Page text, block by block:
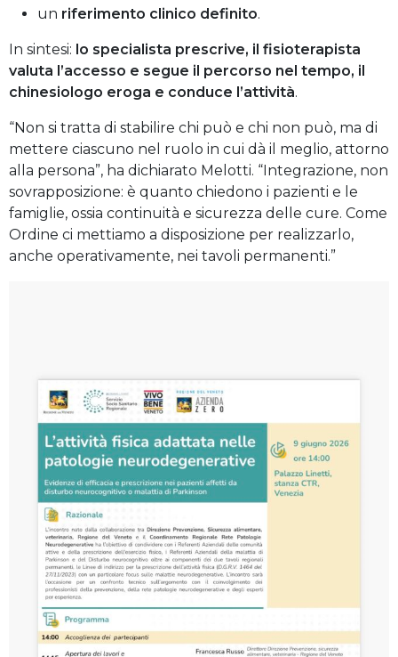
un riferimento clinico definito.
In sintesi: lo specialista prescrive, il fisioterapista
valuta l’accesso e segue il percorso nel tempo, il
chinesiologo eroga e conduce l’attività.
“Non si tratta di stabilire chi può e chi non può, ma di
mettere ciascuno nel ruolo in cui dà il meglio, attorno
alla persona”, ha dichiarato Melotti. “Integrazione, non
sovrapposizione: è quanto chiedono i pazienti e le
famiglie, ossia continuità e sicurezza delle cure. Come
Ordine ci mettiamo a disposizione per realizzarlo,
anche operativamente, nei tavoli permanenti.”